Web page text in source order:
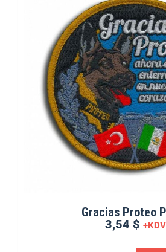
Gracias Proteo
3,54 $ +KDV